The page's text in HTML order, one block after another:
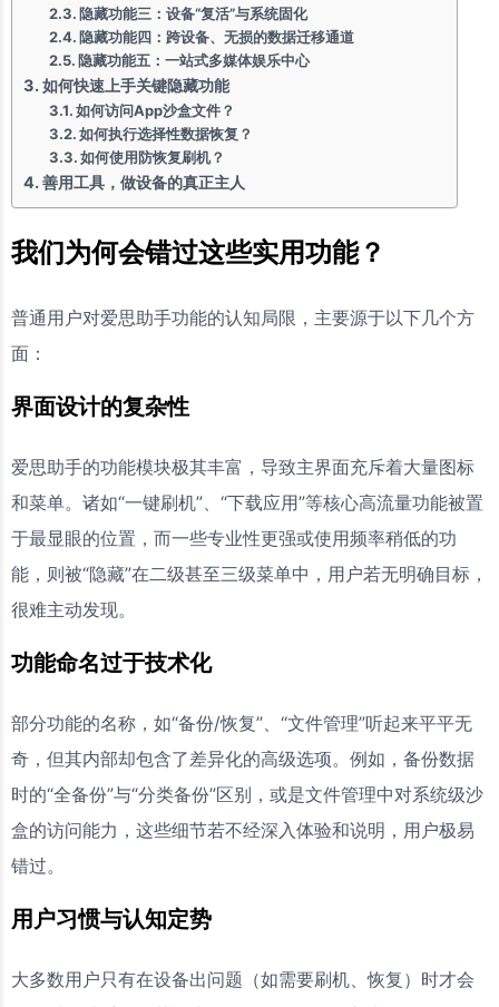
隐藏功能三：设备“复活”与系统固化
隐藏功能四：跨设备、无损的数据迁移通道
隐藏功能五：一站式多媒体娱乐中心
如何快速上手关键隐藏功能
如何访问App沙盒文件？
如何执行选择性数据恢复？
如何使用防恢复刷机？
善用工具，做设备的真正主人
我们为何会错过这些实用功能？
普通用户对爱思助手功能的认知局限，主要源于以下几个方
面：
界面设计的复杂性
爱思助手的功能模块极其丰富，导致主界面充斥着大量图标
和菜单。诸如“一键刷机”、“下载应用”等核心高流量功能被置
于最显眼的位置，而一些专业性更强或使用频率稍低的功
能，则被“隐藏”在二级甚至三级菜单中，用户若无明确目标，
很难主动发现。
功能命名过于技术化
部分功能的名称，如“备份/恢复”、“文件管理”听起来平平无
奇，但其内部却包含了差异化的高级选项。例如，备份数据
时的“全备份”与“分类备份”区别，或是文件管理中对系统级沙
盒的访问能力，这些细节若不经深入体验和说明，用户极易
错过。
用户习惯与认知定势
大多数用户只有在设备出问题（如需要刷机、恢复）时才会